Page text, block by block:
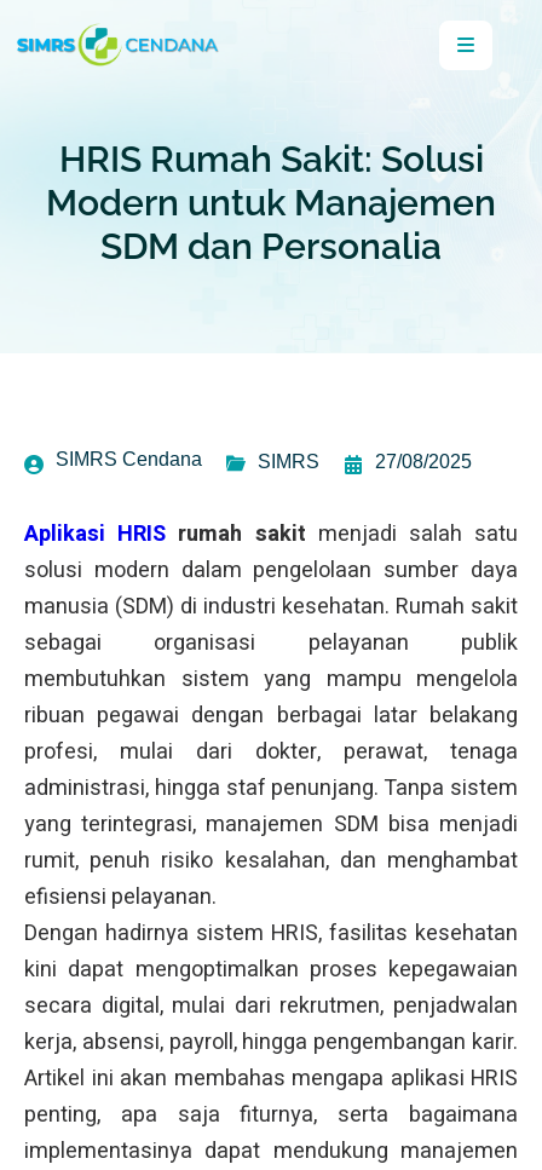
HRIS Rumah Sakit: Solusi
Modern untuk Manajemen
SDM dan Personalia
SIMRS Cendana SIMRS 27/08/2025
Aplikasi HRIS rumah sakit menjadi salah satu
solusi modern dalam pengelolaan sumber daya
manusia (SDM) di industri kesehatan. Rumah sakit
sebagai organisasi pelayanan publik
membutuhkan sistem yang mampu mengelola
ribuan pegawai dengan berbagai latar belakang
profesi, mulai dari dokter, perawat, tenaga
administrasi, hingga staf penunjang. Tanpa sistem
yang terintegrasi, manajemen SDM bisa menjadi
rumit, penuh risiko kesalahan, dan menghambat
efisiensi pelayanan.
Dengan hadirnya sistem HRIS, fasilitas kesehatan
kini dapat mengoptimalkan proses kepegawaian
secara digital, mulai dari rekrutmen, penjadwalan
kerja, absensi, payroll, hingga pengembangan karir.
Artikel ini akan membahas mengapa aplikasi HRIS
penting, apa saja fiturnya, serta bagaimana
implementasinya dapat mendukung manajemen